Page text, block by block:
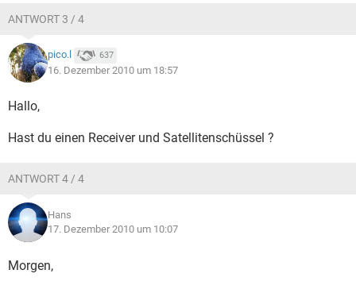
ANTWORT 3 / 4
pico.l 637
16. Dezember 2010 um 18:57
Hallo,
Hast du einen Receiver und Satellitenschüssel ?
ANTWORT 4 / 4
Hans
17. Dezember 2010 um 10:07
Morgen,